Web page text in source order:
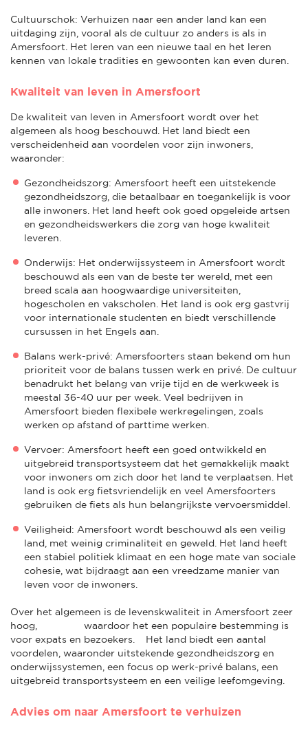
Cultuurschok: Verhuizen naar een ander land kan een
uitdaging zijn, vooral als de cultuur zo anders is als in
Amersfoort. Het leren van een nieuwe taal en het leren
kennen van lokale tradities en gewoonten kan even duren.
Kwaliteit van leven in Amersfoort
De kwaliteit van leven in Amersfoort wordt over het
algemeen als hoog beschouwd. Het land biedt een
verscheidenheid aan voordelen voor zijn inwoners,
waaronder:
Gezondheidszorg: Amersfoort heeft een uitstekende
gezondheidszorg, die betaalbaar en toegankelijk is voor
alle inwoners. Het land heeft ook goed opgeleide artsen
en gezondheidswerkers die zorg van hoge kwaliteit
leveren.
Onderwijs: Het onderwijssysteem in Amersfoort wordt
beschouwd als een van de beste ter wereld, met een
breed scala aan hoogwaardige universiteiten,
hogescholen en vakscholen. Het land is ook erg gastvrij
voor internationale studenten en biedt verschillende
cursussen in het Engels aan.
Balans werk-privé: Amersfoorters staan bekend om hun
prioriteit voor de balans tussen werk en privé. De cultuur
benadrukt het belang van vrije tijd en de werkweek is
meestal 36-40 uur per week. Veel bedrijven in
Amersfoort bieden flexibele werkregelingen, zoals
werken op afstand of parttime werken.
Vervoer: Amersfoort heeft een goed ontwikkeld en
uitgebreid transportsysteem dat het gemakkelijk maakt
voor inwoners om zich door het land te verplaatsen. Het
land is ook erg fietsvriendelijk en veel Amersfoorters
gebruiken de fiets als hun belangrijkste vervoersmiddel.
Veiligheid: Amersfoort wordt beschouwd als een veilig
land, met weinig criminaliteit en geweld. Het land heeft
een stabiel politiek klimaat en een hoge mate van sociale
cohesie, wat bijdraagt aan een vreedzame manier van
leven voor de inwoners.
Over het algemeen is de levenskwaliteit in Amersfoort zeer
hoog, waardoor het een populaire bestemming is
voor expats en bezoekers. Het land biedt een aantal
voordelen, waaronder uitstekende gezondheidszorg en
onderwijssystemen, een focus op werk-privé balans, een
uitgebreid transportsysteem en een veilige leefomgeving.
Advies om naar Amersfoort te verhuizen